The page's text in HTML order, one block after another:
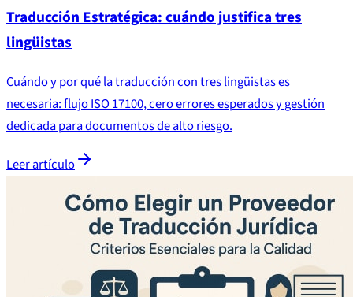
Traducción Estratégica: cuándo justifica tres
lingüistas
Cuándo y por qué la traducción con tres lingüistas es
necesaria: flujo ISO 17100, cero errores esperados y gestión
dedicada para documentos de alto riesgo.
Leer artículo